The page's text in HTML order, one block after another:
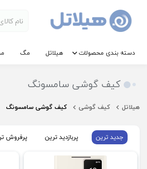
دسته بندی محصولات هیلاتل مگ
کیف گوشی سامسونگ
هیلاتل کیف گوشی کیف گوشی سامسونگ
جدید ترین پربازدید ترین پرفروش